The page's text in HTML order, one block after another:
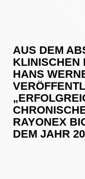
AUS DEM
KLINISCHEN
HANS
RAYONEX
DEM JAHR